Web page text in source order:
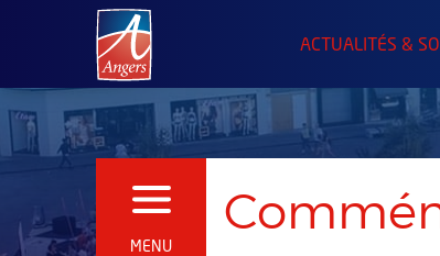
Angers.fr : Retour à l'accueil
ACTUALITÉS &
MENU
OUVRIR LE MENU